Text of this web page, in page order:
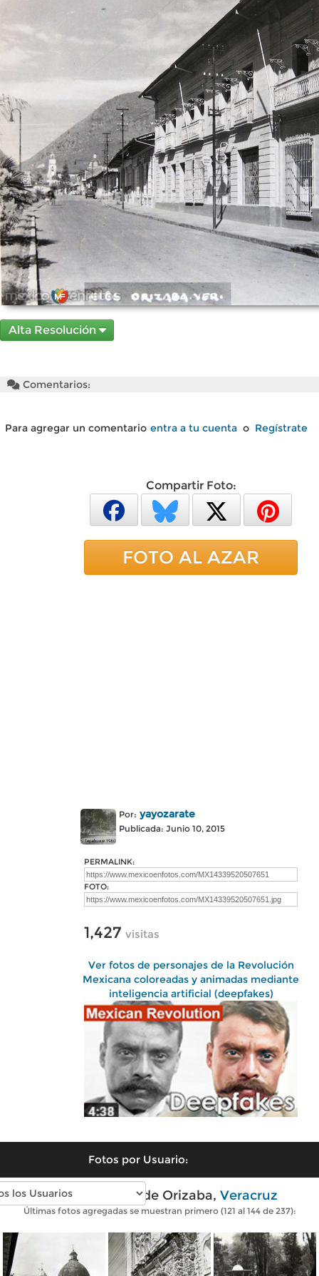
Alta Resolución
Comentarios:
Para agregar un comentario entra a tu cuenta o Regístrate
Compartir Foto:
FOTO AL AZAR
Por: yayozarate
Publicada: Junio 10, 2015
PERMALINK:
FOTO:
1,427 visitas
Ver fotos de personajes de la Revolución
Mexicana coloreadas y animadas mediante
inteligencia artificial (deepfakes)
Fotos por Usuario:
Fotos antiguas de Orizaba, Veracruz
Últimas fotos agregadas se muestran primero (121 al 144 de 237):